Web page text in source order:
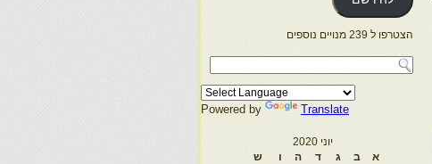
הצטרפו ל 239 מנויים נוספים
Powered by Translate
יוני 2020
א
ב ג ד ה ו
ש